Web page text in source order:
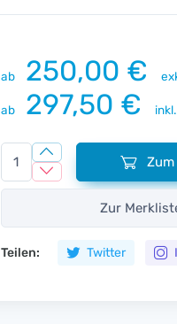
ab 250,00 €
ab 297,50 €
Zur
Teilen: Twitter